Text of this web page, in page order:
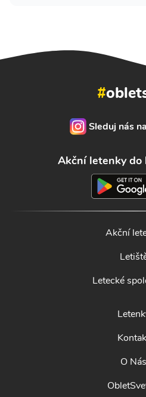
#
Sleduj nás
Akční letenky do
Akční
Letecké
O Nás